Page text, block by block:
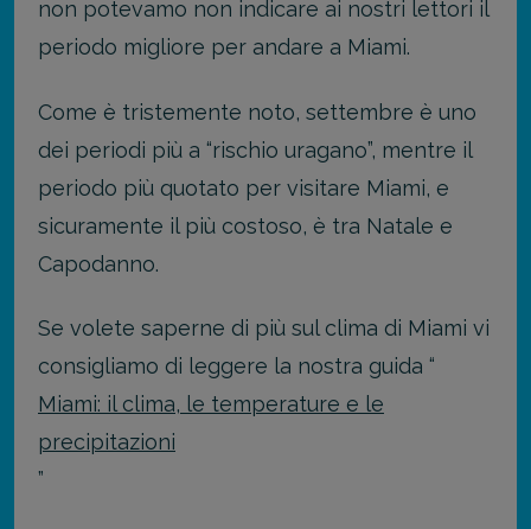
non potevamo non indicare ai nostri lettori il
periodo migliore per andare a Miami.
Come è tristemente noto, settembre è uno
dei periodi più a “rischio uragano”, mentre il
periodo più quotato per visitare Miami, e
sicuramente il più costoso, è tra Natale e
Capodanno.
Se volete saperne di più sul clima di Miami vi
consigliamo di leggere la nostra guida “
Miami: il clima, le temperature e le
precipitazioni
”